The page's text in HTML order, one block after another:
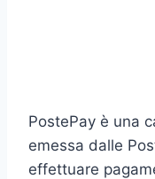
PostePay è una
emessa dalle
effettuare